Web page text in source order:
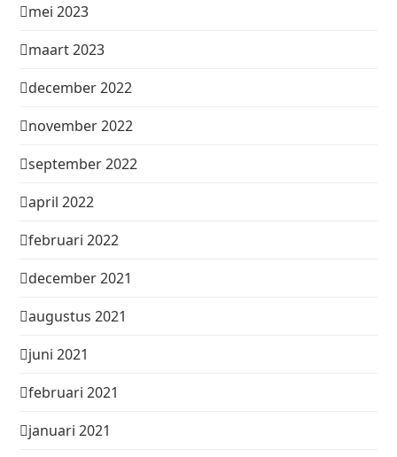
mei 2023
maart 2023
december 2022
november 2022
september 2022
april 2022
februari 2022
december 2021
augustus 2021
juni 2021
februari 2021
januari 2021